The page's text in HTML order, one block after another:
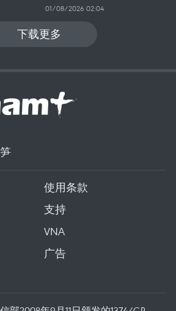
01/08/2026 02:04
下载更多
使用条款
支持
VNA
广告